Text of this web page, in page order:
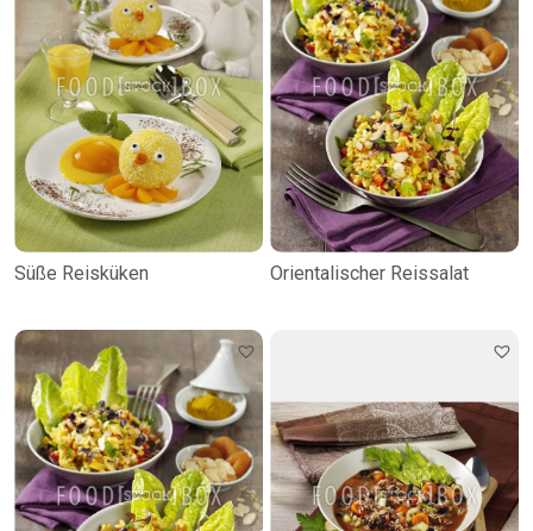
Süße Reisküken Orientalischer Reissalat